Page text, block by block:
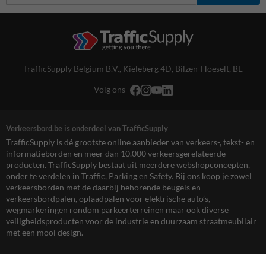
TrafficSupply Belgium B.V., Kieleberg 4D, Bilzen-Hoeselt, BE
Volg ons
Verkeersbord.be is onderdeel van TrafficSupply
TrafficSupply is dé grootste online aanbieder van verkeers-, tekst- en
informatieborden en meer dan 10.000 verkeersgerelateerde
producten. TrafficSupply bestaat uit meerdere webshopconcepten,
onder te verdelen in Traffic, Parking en Safety. Bij ons koop je zowel
verkeersborden met de daarbij behorende beugels en
verkeersbordpalen, oplaadpalen voor elektrische auto’s,
wegmarkeringen rondom parkeerterreinen maar ook diverse
veiligheidsproducten voor de industrie en duurzaam straatmeubilair
met een mooi design.